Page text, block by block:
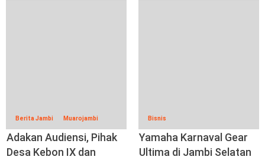
Berita Jambi Muarojambi
Adakan Audiensi, Pihak
Desa Kebon IX dan
Bisnis
Yamaha Karnaval Gear
Ultima di Jambi Selatan